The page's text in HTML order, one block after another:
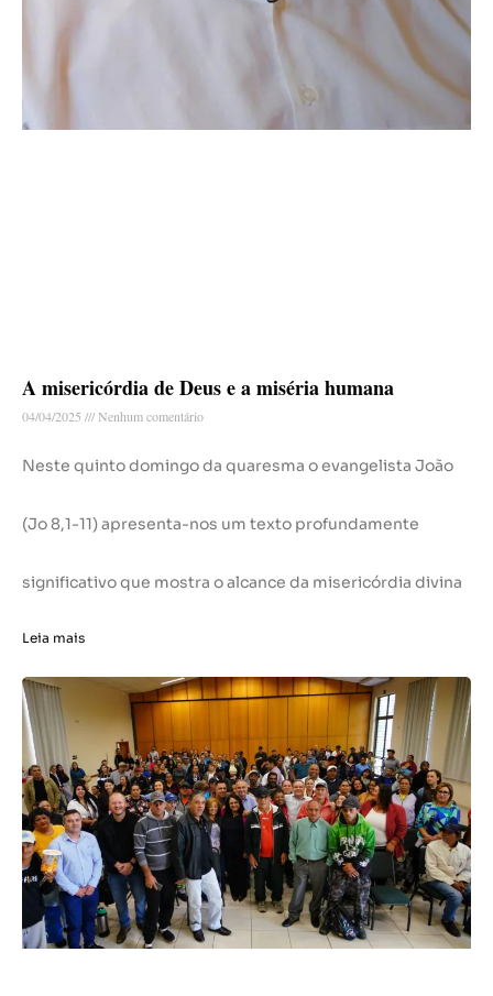
A misericórdia de Deus e a miséria humana
04/04/2025 Nenhum comentário
Neste quinto domingo da quaresma o evangelista João
(Jo 8,1-11) apresenta-nos um texto profundamente
significativo que mostra o alcance da misericórdia divina
Leia mais